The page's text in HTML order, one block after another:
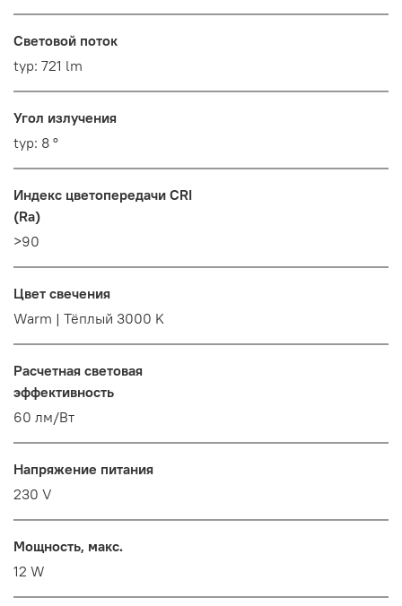
Световой поток
typ: 721 lm
Угол излучения
typ: 8 °
Индекс цветопередачи CRI
(Ra)
>90
Цвет свечения
Warm | Тёплый 3000 K
Расчетная световая
эффективность
60 лм/Вт
Напряжение питания
230 V
Мощность, макс.
12 W